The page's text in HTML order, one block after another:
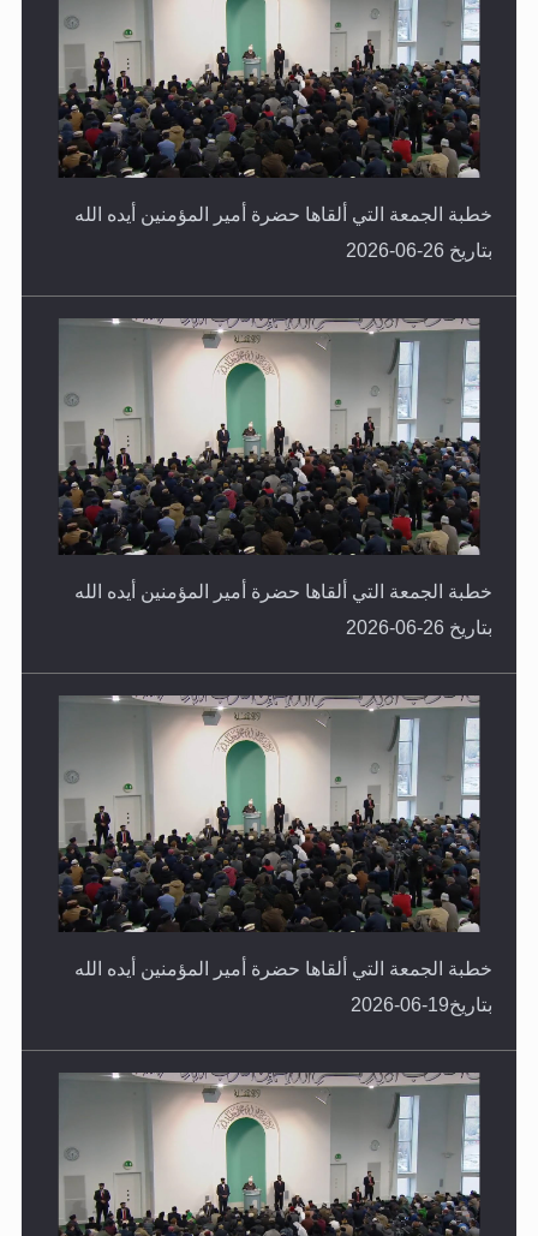
خطبة الجمعة التي ألقاها حضرة أمير المؤمنين أيده الله
بتاريخ 26-06-2026
خطبة الجمعة التي ألقاها حضرة أمير المؤمنين أيده الله
بتاريخ 26-06-2026
خطبة الجمعة التي ألقاها حضرة أمير المؤمنين أيده الله
بتاريخ19-06-2026